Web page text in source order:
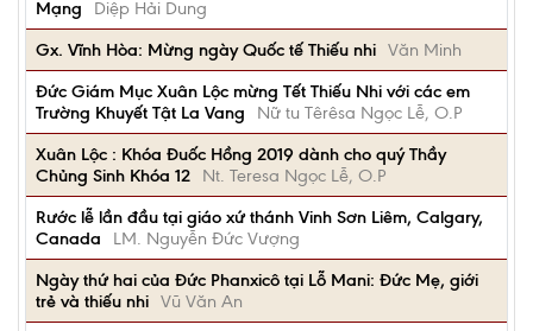
Mạng
Diệp Hải Dung
Gx. Vĩnh Hòa: Mừng ngày Quốc tế Thiếu nhi Văn Minh
Đức Giám Mục Xuân Lộc mừng Tết Thiếu Nhi với các em
Trường Khuyết Tật La Vang
Nữ tu Têrêsa Ngọc Lễ, O.P
Xuân Lộc : Khóa Đuốc Hồng 2019 dành cho quý Thầy
Chủng Sinh Khóa 12
Nt. Teresa Ngọc Lễ, O.P
Rước lễ lần đầu tại giáo xứ thánh Vinh Sơn Liêm, Calgary,
Canada
LM. Nguyễn Đức Vượng
Ngày thứ hai của Đức Phanxicô tại Lỗ Mani: Đức Mẹ, giới
trẻ và thiếu nhi Vũ Văn An